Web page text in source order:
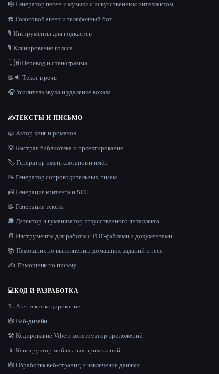
🎼 Генератор песен и музыки с искусственным интеллектом
☎️ Голосовой агент и телефонный бот
🎙️ Инструменты для подкастов
🎙️ Клонирование голоса
🇺🇳 Перевод и стенограмма
📝🔉 Текст в речь
🎧 Усилитель звука и удаление вокала
✍️ТЕКСТЫ И ПИСЬМО
📖 Автор книг и романов
💡 Быстрая библиотека и проектирование
🏷️ Генератор имен, слоганов и имён
📝 Генератор сопроводительных писем
📠 Генерация контента и SEO
📝 Генерация текста
🕵️ Детектор и гуманизатор искусственного интеллекта
📄 Инструменты для работы с PDF-файлами и документами
📚 Помощник по выполнению домашних заданий и эссе
✍️ Помощник по письму
💻КОД И РАЗРАБОТКА
🦾 Агентское кодирование
🕸 Веб-дизайн
🛠️ Кодирование Vibe и конструктор приложений
📱 Конструктор мобильных приложений
🕸️ Обработка веб-страниц и извлечение данных